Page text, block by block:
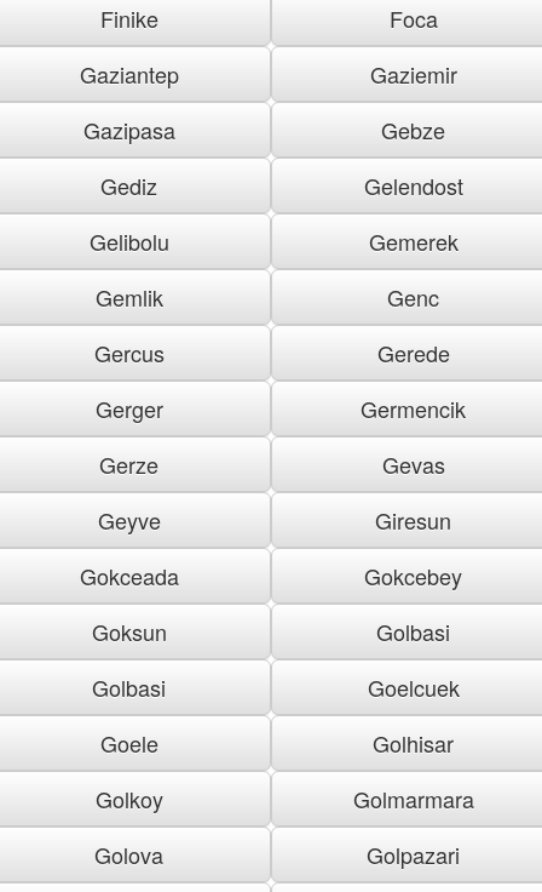
Finike
Foca
Gaziantep
Gaziemir
Gazipasa
Gebze
Gediz
Gelendost
Gelibolu
Gemerek
Gemlik
Genc
Gercus
Gerede
Gerger
Germencik
Gerze
Gevas
Geyve
Giresun
Gokceada
Gokcebey
Goksun
Golbasi
Golbasi
Goelcuek
Goele
Golhisar
Golkoy
Golmarmara
Golova
Golpazari